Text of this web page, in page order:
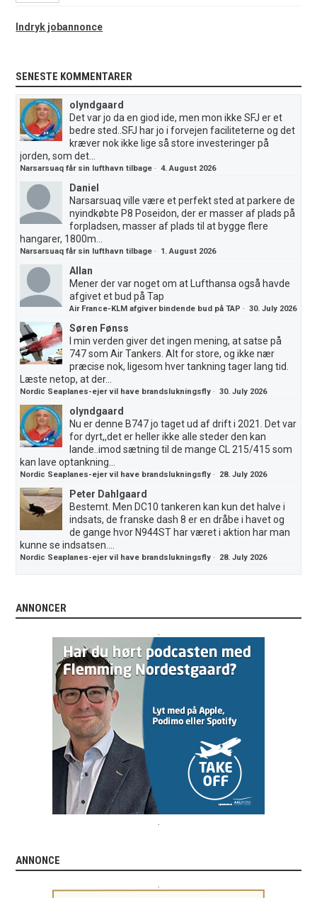
Indryk jobannonce
SENESTE KOMMENTARER
olyndgaard
Det var jo da en giod ide, men mon ikke SFJ er et
bedre sted..SFJ har jo i forvejen faciliteterne og det
kræver nok ikke lige så store investeringer på
jorden, som det...
Narsarsuaq får sin lufthavn tilbage ·4. August 2026
Daniel
Narsarsuaq ville være et perfekt sted at parkere de
nyindkøbte P8 Poseidon, der er masser af plads på
forpladsen, masser af plads til at bygge flere
hangarer, 1800m...
Narsarsuaq får sin lufthavn tilbage · 1. August 2026
Allan
Mener der var noget om at Lufthansa også havde
afgivet et bud på Tap
Air France-KLM afgiver bindende bud på TAP ·30. July 2026
Søren Fønss
I min verden giver det ingen mening, at satse på
747 som Air Tankers. Alt for store, og ikke nær
præcise nok, ligesom hver tankning tager lang tid.
Læste netop, at der...
Nordic Seaplanes-ejer vil have brandslukningsfly ·30. July 2026
olyndgaard
Nu er denne B747 jo taget ud af drift i 2021. Det var
for dyrt,,det er heller ikke alle steder den kan
lande..imod sætning til de mange CL 215/415 som
kan lave optankning...
Nordic Seaplanes-ejer vil have brandslukningsfly · 28. July 2026
Peter Dahlgaard
Bestemt. Men DC10 tankeren kan kun det halve i
indsats, de franske dash 8 er en dråbe i havet og
de gange hvor N944ST har været i aktion har man
kunne se indsatsen....
Nordic Seaplanes-ejer vil have brandslukningsfly · 28. July 2026
ANNONCER
.
.
ANNONCE
.